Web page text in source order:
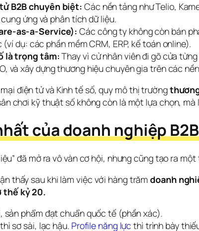
B2B chuyên biệt: Các nền tảng như Telio,
ứng và phân tích dữ liệu.
as-a-Service): Các công ty không còn bán
dụ: các phần mềm CRM, ERP, kế toán online).
là trọng tâm:Thay vì cử nhân viên đi gõ cửa
và xây dựng thương hiệu chuyên gia trên các
điện tử và Kinh tế số, quy mô thị trường
chơi kỹ thuật số không còn là một lựa chọn,
của doanh nghiệp
đã mở ra vô vàn cơ hội, nhưng cũng tạo ra
thấy sau khi làm việc với hàng trăm doanh
thế kỷ 20.
sản phẩm đạt chuẩn quốc tế (phần xác).
sơ sài, lạc hậu. Profile năng lực thì trình bày